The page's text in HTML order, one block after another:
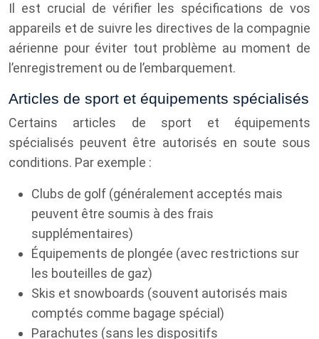
Il est crucial de vérifier les spécifications de vos
appareils et de suivre les directives de la compagnie
aérienne pour éviter tout problème au moment de
l’enregistrement ou de l’embarquement.
Articles de sport et équipements spécialisés
Certains articles de sport et équipements
spécialisés peuvent être autorisés en soute sous
conditions. Par exemple :
Clubs de golf (généralement acceptés mais
peuvent être soumis à des frais
supplémentaires)
Équipements de plongée (avec restrictions sur
les bouteilles de gaz)
Skis et snowboards (souvent autorisés mais
comptés comme bagage spécial)
Parachutes (sans les dispositifs